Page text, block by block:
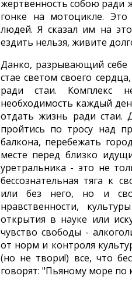
жертвенность собою ради
гонке на мотоцикле.
людей. Я сказал им на
ездить нельзя, живите
Данко, разрывающий
стае светом своего
ради стаи. Комплекс
необходимость каждый
отдать жизнь ради стаи.
пройтись по тросу над
балкона, перебежать
месте перед близко
уретральника - это не
бессознательная тяга к
или без него, но и
нравственности,
открытия в науке или
чувство свободы -
от норм и контроля
(но не твори!) все, что
говорят: "Пьяному море по